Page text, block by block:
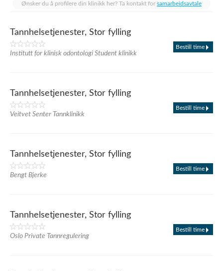
Ønsker du å profilere din klinikk her? Ta kontakt for samarbeidsavtale
Tannhelsetjenester, Stor fylling
Institutt for klinisk odontologi Student klinikk
Bestill time
Tannhelsetjenester, Stor fylling
Veitvet Senter Tannklinikk
Bestill time
Tannhelsetjenester, Stor fylling
Bengt Bjerke
Bestill time
Tannhelsetjenester, Stor fylling
Oslo Private Tannregulering
Bestill time